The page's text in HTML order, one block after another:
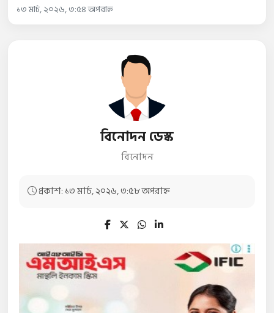
১৩ মার্চ, ২০২৬, ৩:৫৪ অপরাহ্ন
বিনোদন ডেস্ক
বিনোদন
প্রকাশ: ১৩ মার্চ, ২০২৬, ৩:৫৮ অপরাহ্ন